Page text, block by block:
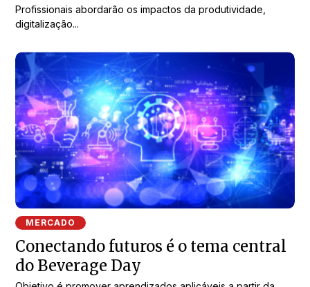
Profissionais abordarão os impactos da produtividade,
digitalização...
MERCADO
Conectando futuros é o tema central
do Beverage Day